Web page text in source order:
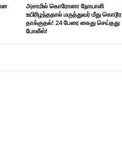
அசாமில் கொரோனா நோயாளி
உயிரிழந்ததால் மருத்துவர் மீது கொடூர
தாக்குதல்! 24 பேரை கைது செய்தது
போலீஸ்!